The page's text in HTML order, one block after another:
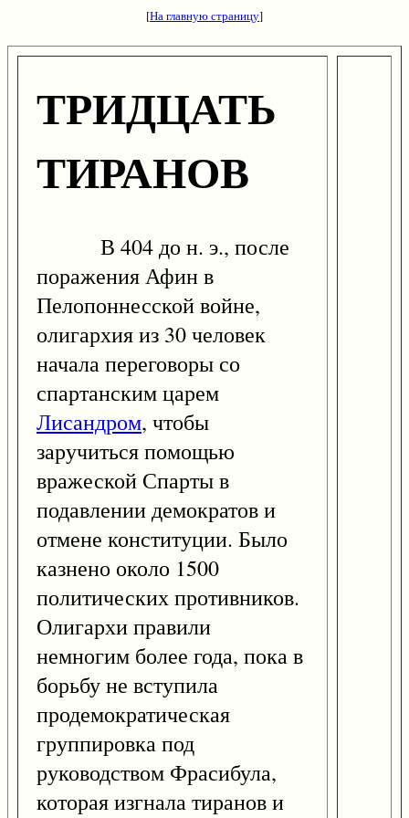
[На главную страницу]
ТРИДЦАТЬ
ТИРАНОВ
В 404 до н. э., после
поражения Афин в
Пелопоннесской войне,
олигархия из 30 человек
начала переговоры со
спартанским царем
Лисандром, чтобы
заручиться помощью
вражеской Спарты в
подавлении демократов и
отмене конституции. Было
казнено около 1500
политических противников.
Олигархи правили
немногим более года, пока в
борьбу не вступила
продемократическая
группировка под
руководством Фрасибула,
которая изгнала тиранов и